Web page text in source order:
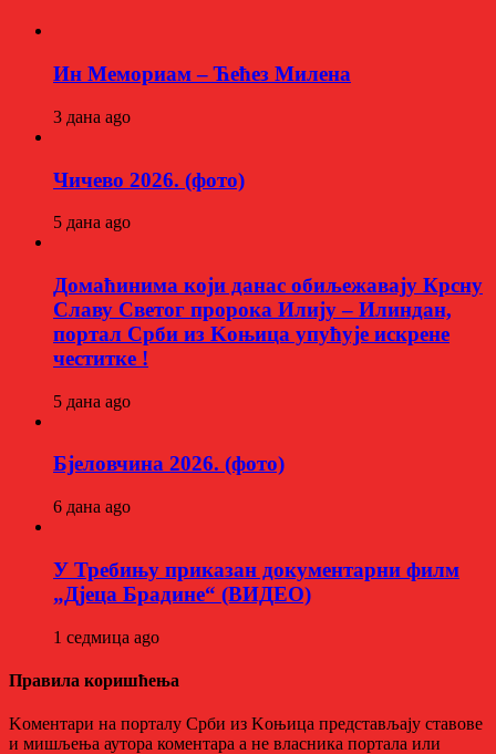
Ин Мемориам – Ћећез Милена
3 дана ago
Чичево 2026. (фото)
5 дана ago
Домаћинима који данас обиљежавају Крсну
Славу Светог пророка Илију – Илиндан,
портал Срби из Kоњица упућује искрене
честитке !
5 дана ago
Бјеловчина 2026. (фото)
6 дана ago
У Требињу приказан документарни филм
„Дјеца Брадине“ (ВИДЕО)
1 седмица ago
Правила коришћења
Kоментари на порталу Срби из Kоњица представљају ставове
и мишљења аутора коментара а не власника портала или